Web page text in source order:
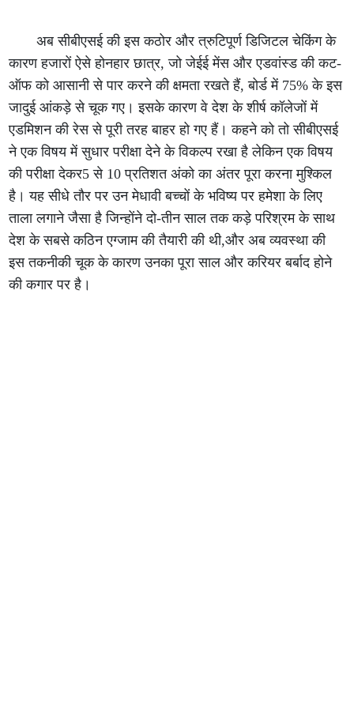
अब सीबीएसई की इस कठोर और त्रुटिपूर्ण डिजिटल चेकिंग के
कारण हजारों ऐसे होनहार छात्र, जो जेईई मेंस और एडवांस्ड की कट-
ऑफ को आसानी से पार करने की क्षमता रखते हैं, बोर्ड में 75% के इस
जादुई आंकड़े से चूक गए। इसके कारण वे देश के शीर्ष कॉलेजों में
एडमिशन की रेस से पूरी तरह बाहर हो गए हैं। कहने को तो सीबीएसई
ने एक विषय में सुधार परीक्षा देने के विकल्प रखा है लेकिन एक विषय
की परीक्षा देकर5 से 10 प्रतिशत अंको का अंतर पूरा करना मुश्किल
है। यह सीधे तौर पर उन मेधावी बच्चों के भविष्य पर हमेशा के लिए
ताला लगाने जैसा है जिन्होंने दो-तीन साल तक कड़े परिश्रम के साथ
देश के सबसे कठिन एग्जाम की तैयारी की थी,और अब व्यवस्था की
इस तकनीकी चूक के कारण उनका पूरा साल और करियर बर्बाद होने
की कगार पर है।